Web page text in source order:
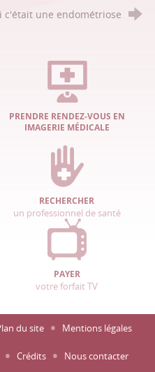
c'était une endométriose
PRENDRE RENDEZ-VOUS EN
IMAGERIE MÉDICALE
RECHERCHER
un professionnel de santé
PAYER
votre forfait TV
du site Mentions légales
Crédits Nous contacter